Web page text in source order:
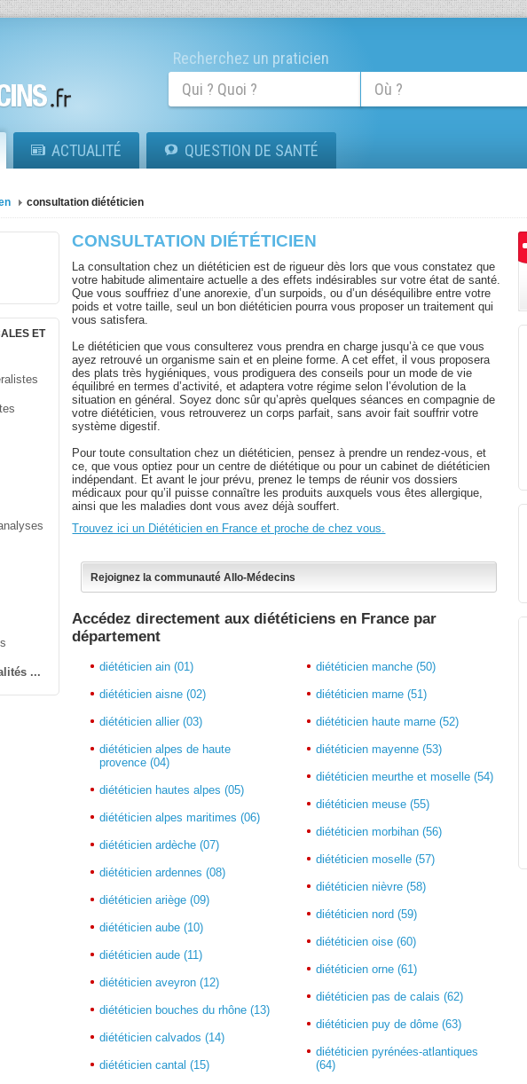
Recherchez un praticien
ACTUALITÉ QUESTION DE SANTÉ
consultation diététicien
ET
...
CONSULTATION DIÉTÉTICIEN
La consultation chez un diététicien est de rigueur dès lors que vous constatez que
votre habitude alimentaire actuelle a des effets indésirables sur votre état de santé.
Que vous souffriez d’une anorexie, d’un surpoids, ou d’un déséquilibre entre votre
poids et votre taille, seul un bon diététicien pourra vous proposer un traitement qui
vous satisfera.
Le diététicien que vous consulterez vous prendra en charge jusqu’à ce que vous
ayez retrouvé un organisme sain et en pleine forme. A cet effet, il vous proposera
des plats très hygiéniques, vous prodiguera des conseils pour un mode de vie
équilibré en termes d’activité, et adaptera votre régime selon l’évolution de la
situation en général. Soyez donc sûr qu’après quelques séances en compagnie de
votre diététicien, vous retrouverez un corps parfait, sans avoir fait souffrir votre
système digestif.
Pour toute consultation chez un diététicien, pensez à prendre un rendez-vous, et
ce, que vous optiez pour un centre de diététique ou pour un cabinet de diététicien
indépendant. Et avant le jour prévu, prenez le temps de réunir vos dossiers
médicaux pour qu’il puisse connaître les produits auxquels vous êtes allergique,
ainsi que les maladies dont vous avez déjà souffert.
Trouvez ici un Diététicien en France et proche de chez vous.
Rejoignez la communauté Allo-Médecins
Accédez directement aux diététiciens en France par
département
diététicien ain (01)
diététicien aisne (02)
diététicien allier (03)
diététicien alpes de haute
provence (04)
diététicien hautes alpes (05)
diététicien alpes maritimes (06)
diététicien ardèche (07)
diététicien ardennes (08)
diététicien ariège (09)
diététicien aube (10)
diététicien aude (11)
diététicien aveyron (12)
diététicien bouches du rhône (13)
diététicien calvados (14)
diététicien cantal (15)
diététicien manche (50)
diététicien marne (51)
diététicien haute marne (52)
diététicien mayenne (53)
diététicien meurthe et moselle (54)
diététicien meuse (55)
diététicien morbihan (56)
diététicien moselle (57)
diététicien nièvre (58)
diététicien nord (59)
diététicien oise (60)
diététicien orne (61)
diététicien pas de calais (62)
diététicien puy de dôme (63)
diététicien pyrénées-atlantiques
(64)